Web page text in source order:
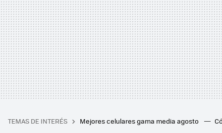
TEMAS DE INTERÉS Mejores celulares gama media agosto